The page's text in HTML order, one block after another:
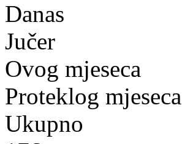
Danas
Jučer
Ovog mjeseca
Proteklog mjeseca
Ukupno